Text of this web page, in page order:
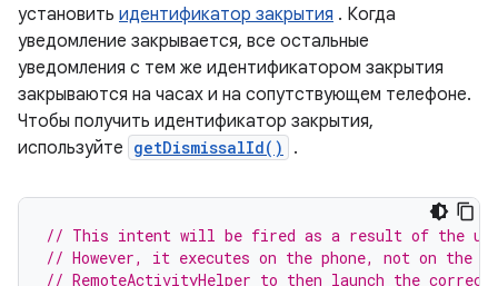
установить идентификатор закрытия . Когда
уведомление закрывается, все остальные
уведомления с тем же идентификатором закрытия
закрываются на часах и на сопутствующем телефоне.
Чтобы получить идентификатор закрытия,
используйте getDismissalId() .
// This intent will be fired as a result of the
// However, it executes on the phone, not on the
// RemoteActivityHelper to then launch the